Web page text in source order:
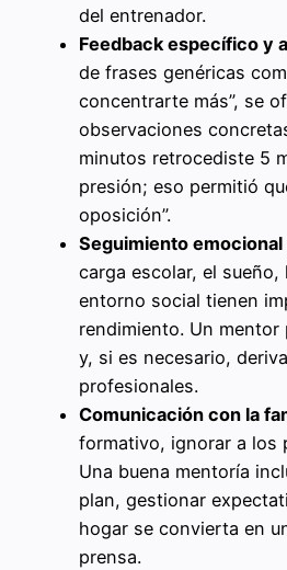
del entrenador.
Feedback específico y
de frases genéricas
concentrarte más”, se
observaciones
minutos retrocediste 5
presión; eso permitió
oposición”.
Seguimiento
carga escolar, el
entorno social tienen
rendimiento. Un mentor
y, si es necesario,
profesionales.
Comunicación con la
formativo, ignorar a los
Una buena mentoría
plan, gestionar
hogar se convierta en
prensa.